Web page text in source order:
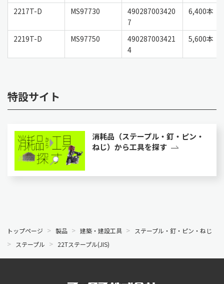
2217T-D MS97730
490287003420
7
6,400本
2219T-D MS97750
490287003421
4
5,600本
特設サイト
消耗品（ステープル・釘・ピン・
ねじ）から工具を探す
トップページ 製品 建築・建設工具
ステープル・釘・ピン・ねじ
ステープル
22Tステープル(JIS)